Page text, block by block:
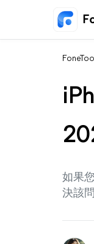
如果
決該問